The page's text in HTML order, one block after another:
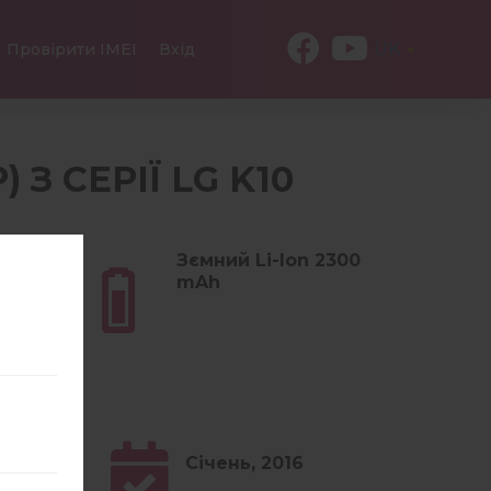
Провірити IMEI Вхід
З СЕРІЇ LG K10
Зємний Li-Ion 2300
mAh
Січень, 2016